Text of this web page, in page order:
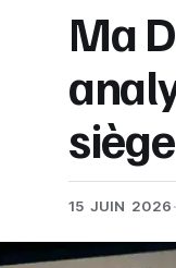
Ma
15 JUIN 2026·